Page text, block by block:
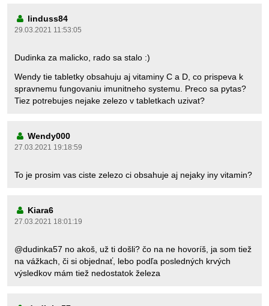
linduss84
29.03.2021 11:53:05
Dudinka za malicko, rado sa stalo :)
Wendy tie tabletky obsahuju aj vitaminy C a D, co prispeva k
spravnemu fungovaniu imunitneho systemu. Preco sa pytas?
Tiez potrebujes nejake zelezo v tabletkach uzivat?
Wendy000
27.03.2021 19:18:59
To je prosim vas ciste zelezo ci obsahuje aj nejaky iny vitamin?
Kiara6
27.03.2021 18:01:19
@dudinka57 no akoš, už ti došli? čo na ne hovoríš, ja som tiež
na vážkach, či si objednať, lebo podľa posledných krvých
výsledkov mám tiež nedostatok železa